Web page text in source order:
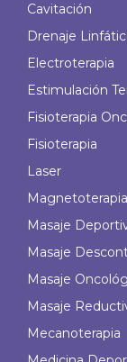
Cavitación
Drenaje
Electroterapia
Estimulación
Fisioterapia
Fisioterapia
Laser
Magnetoterapia
Masaje
Masaje
Masaje
Masaje
Mecanoterapia